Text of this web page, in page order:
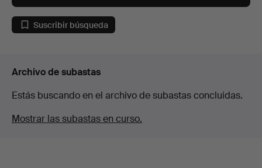
Suscribir búsqueda
Archivo de subastas
Estás buscando en el archivo de subastas concluidas.
Mostrar las subastas en curso.